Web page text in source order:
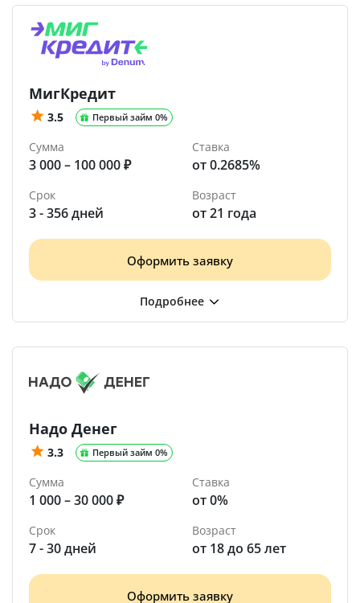
МигКредит
3.5 Первый займ 0%
Сумма
3 000 – 100 000 ₽
Ставка
от 0.2685%
Срок
3 - 356 дней
Возраст
от 21 года
Оформить заявку
Надо Денег
3.3 Первый займ 0%
Сумма
1 000 – 30 000 ₽
Ставка
от 0%
Срок
7 - 30 дней
Возраст
от 18 до 65 лет
Оформить заявку